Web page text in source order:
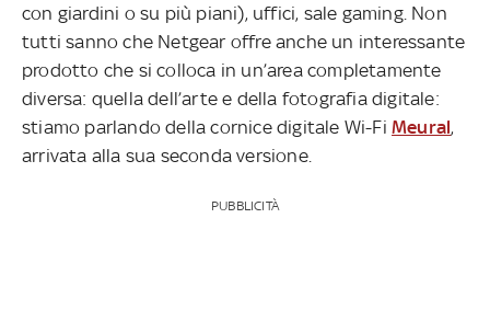
con giardini o su più piani), uffici, sale gaming. Non
tutti sanno che Netgear offre anche un interessante
prodotto che si colloca in un’area completamente
diversa: quella dell’arte e della fotografia digitale:
stiamo parlando della cornice digitale Wi-FiMeural,
arrivata alla sua seconda versione.
PUBBLICITÀ